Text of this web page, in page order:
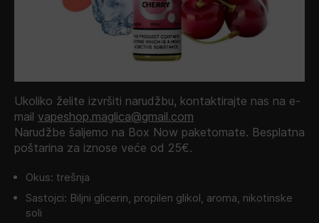
Ukoliko želite izvršiti narudžbu, kontaktirajte nas na e-
mail vapeshop.maglica@gmail.com
Narudžbe šaljemo na Box Now paketomate. Besplatna
poštarina za iznose veće od 25€.
Okus: trešnja
Sastojci: Biljni glicerin, propilen glikol, aroma, nikotinske
soli